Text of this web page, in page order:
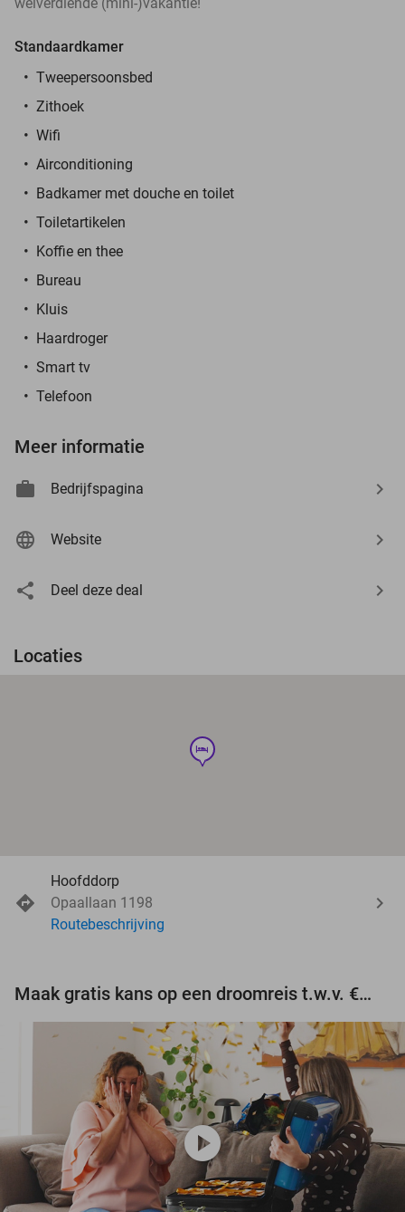
Standaardkamer
Tweepersoonsbed
Zithoek
Wifi
Airconditioning
Badkamer met douche en toilet
Toiletartikelen
Koffie en thee
Bureau
Kluis
Haardroger
Smart tv
Telefoon
Meer informatie
Bedrijfspagina
Website
Deel deze deal
Locaties
hotel
Hoofddorp
Opaallaan 1198
Routebeschrijving
Maak gratis kans op een droomreis t.w.v. €3.000!
play_circle